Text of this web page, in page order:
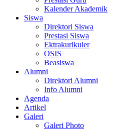
Kalender Akademik
Siswa
Direktori Siswa
Prestasi Siswa
Ektrakurikuler
OSIS
Beasiswa
Alumni
Direktori Alumni
Info Alumni
Agenda
Artikel
Galeri
Galeri Photo